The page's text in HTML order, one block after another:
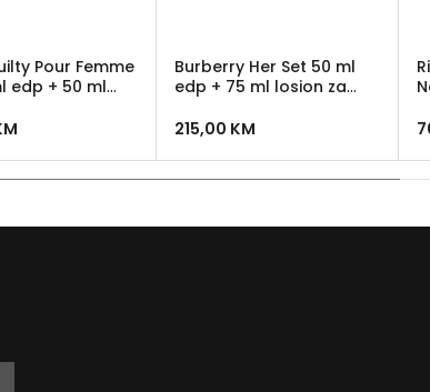
Pour Femme
edp + 50 ml
Burberry Her Set 50 ml
edp + 75 ml losion za
215,00 KM